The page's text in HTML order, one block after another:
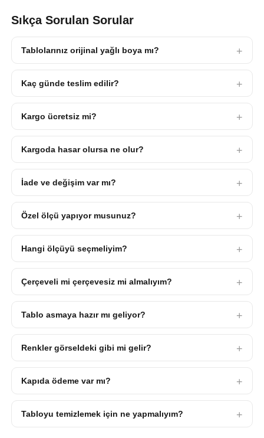
Sıkça Sorulan Sorular
Tablolarınız orijinal yağlı boya mı?
Kaç günde teslim edilir?
Kargo ücretsiz mi?
Kargoda hasar olursa ne olur?
İade ve değişim var mı?
Özel ölçü yapıyor musunuz?
Hangi ölçüyü seçmeliyim?
Çerçeveli mi çerçevesiz mi almalıyım?
Tablo asmaya hazır mı geliyor?
Renkler görseldeki gibi mi gelir?
Kapıda ödeme var mı?
Tabloyu temizlemek için ne yapmalıyım?